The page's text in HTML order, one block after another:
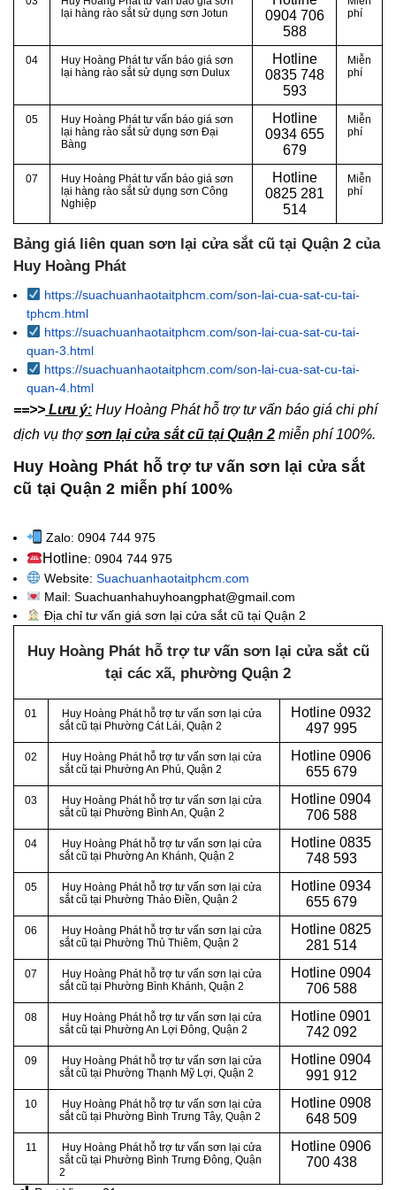
lại hàng rào sắt sử dụng sơn Jotun
0904 706
588
phí
04
Huy Hoàng Phát tư vấn báo giá sơn
lại hàng rào sắt sử dụng sơn Dulux
Hotline
0835 748
593
Miễn
phí
05
Huy Hoàng Phát tư vấn báo giá sơn
lại hàng rào sắt sử dụng sơn Đại
Bàng
Hotline
0934 655
679
Miễn
phí
07
Huy Hoàng Phát tư vấn báo giá sơn
lại hàng rào sắt sử dụng sơn Công
Nghiệp
Hotline
0825 281
514
Miễn
phí
Bảng giá liên quan sơn lại cửa sắt cũ tại Quận 2 của
Huy Hoàng Phát
https://suachuanhaotaitphcm.com/son-lai-cua-sat-cu-tai-
tphcm.html
https://suachuanhaotaitphcm.com/son-lai-cua-sat-cu-tai-
quan-3.html
https://suachuanhaotaitphcm.com/son-lai-cua-sat-cu-tai-
quan-4.html
==>> Lưu ý: Huy Hoàng Phát hỗ trợ tư vấn báo giá chi phí
dịch vụ thợsơn lại cửa sắt cũ tại Quận 2 miễn phí 100%.
Huy Hoàng Phát hỗ trợ tư vấn sơn lại cửa sắt
cũ tại Quận 2 miễn phí 100%
Zalo: 0904 744 975
Hotline: 0904 744 975
Website: Suachuanhaotaitphcm.com
Mail: Suachuanhahuyhoangphat@gmail.com
Địa chỉ tư vấn giá sơn lại cửa sắt cũ tại Quận 2
Huy Hoàng Phát hỗ trợ tư vấn sơn lại cửa sắt cũ
tại các xã, phường Quận 2
01
Huy Hoàng Phát hỗ trợ tư vấn sơn lại cửa
sắt cũ tại Phường Cát Lái, Quận 2
Hotline 0932
497 995
02
Huy Hoàng Phát hỗ trợ tư vấn sơn lại cửa
sắt cũ tại Phường An Phú, Quận 2
Hotline 0906
655 679
03
Huy Hoàng Phát hỗ trợ tư vấn sơn lại cửa
sắt cũ tại Phường Bình An, Quận 2
Hotline 0904
706 588
04
Huy Hoàng Phát hỗ trợ tư vấn sơn lại cửa
sắt cũ tại Phường An Khánh, Quận 2
Hotline 0835
748 593
05
Huy Hoàng Phát hỗ trợ tư vấn sơn lại cửa
sắt cũ tại Phường Thảo Điền, Quận 2
Hotline 0934
655 679
06
Huy Hoàng Phát hỗ trợ tư vấn sơn lại cửa
sắt cũ tại Phường Thủ Thiêm, Quận 2
Hotline 0825
281 514
07
Huy Hoàng Phát hỗ trợ tư vấn sơn lại cửa
sắt cũ tại Phường Bình Khánh, Quận 2
Hotline 0904
706 588
08
Huy Hoàng Phát hỗ trợ tư vấn sơn lại cửa
sắt cũ tại Phường An Lợi Đông, Quận 2
Hotline 0901
742 092
09
Huy Hoàng Phát hỗ trợ tư vấn sơn lại cửa
sắt cũ tại Phường Thạnh Mỹ Lợi, Quận 2
Hotline 0904
991 912
10
Huy Hoàng Phát hỗ trợ tư vấn sơn lại cửa
sắt cũ tại Phường Bình Trưng Tây, Quận 2
Hotline 0908
648 509
11
Huy Hoàng Phát hỗ trợ tư vấn sơn lại cửa
sắt cũ tại Phường Bình Trưng Đông, Quận
2
Hotline 0906
700 438